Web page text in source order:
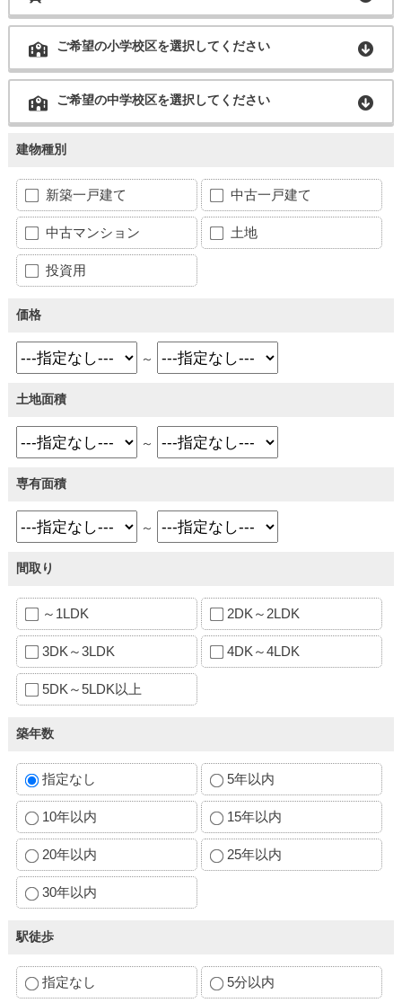
ご希望の小学校区を選択してください
ご希望の中学校区を選択してください
建物種別
新築一戸建て 中古一戸建て
中古マンション 土地
投資用
価格
～
土地面積
～
専有面積
～
間取り
～1LDK 2DK～2LDK
3DK～3LDK 4DK～4LDK
5DK～5LDK以上
築年数
指定なし 5年以内
10年以内 15年以内
20年以内 25年以内
30年以内
駅徒歩
指定なし 5分以内